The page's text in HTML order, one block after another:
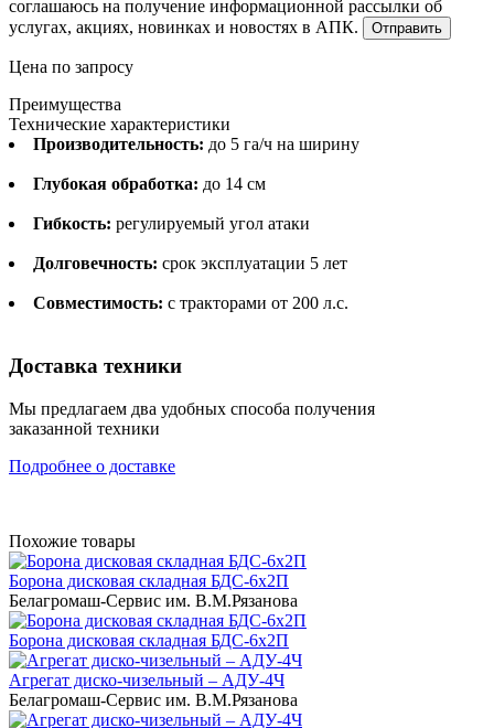
соглашаюсь на получение информационной рассылки об
услугах, акциях, новинках и новостях в АПК.
Отправить
Цена по запросу
Преимущества
Технические характеристики
Производительность: до 5 га/ч на ширину
Глубокая обработка: до 14 см
Гибкость: регулируемый угол атаки
Долговечность: срок эксплуатации 5 лет
Совместимость: с тракторами от 200 л.с.
Доставка техники
Мы предлагаем два удобных способа получения
заказанной техники
Подробнее о доставке
Похожие товары
Борона дисковая складная БДС-6х2П
Белагромаш-Сервис им. В.М.Рязанова
Борона дисковая складная БДС-6х2П
Агрегат диско-чизельный – АДУ-4Ч
Белагромаш-Сервис им. В.М.Рязанова